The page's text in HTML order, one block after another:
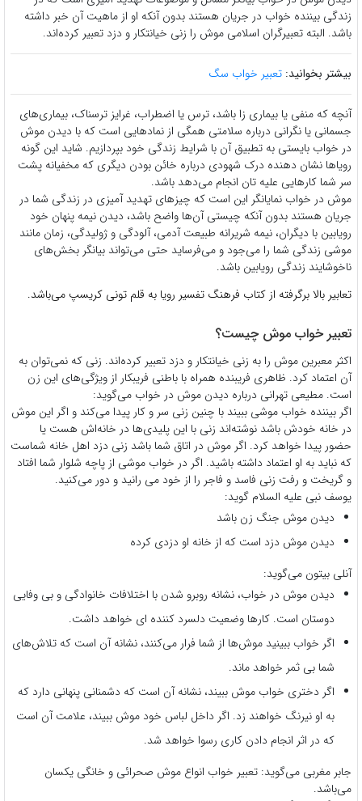
زندگی بیننده خواب در جریان هستند بدون آنکه او از ماهیت آن خبر داشته
باشد. البته تعبیرگران اسلامی موش را زنی خیانتکار و دزد تعبیر کرده‌اند.
بیشتر بخوانید: تعبیر خواب سگ
آنچه که منفی یا بیماری زا باشد، ترس یا اضطراب، غرایز ترسناک، بیماری‌های
جسمانی یا نگرانی‌ درباره سلامتی همگی از نمادهایی است که با دیدن موش
در خواب بایستی به تطبیق آن با شرایط زندگی خود بپردازیم. شاید این گونه
رویاها نشان دهنده درک شهودی درباره خائن بودن دیگری که مخفیانه پشت
سر شما کارهایی علیه تان انجام می‌دهد باشد.
موش در خواب نمایانگر این است که چیزهای تهدید آمیزی در زندگی شما در
جریان هستند بدون آنکه چیستی آن‌ها واضح باشد، دیدن نیمه پنهان خود
رویابین با دیگران، نیمه شریرانه طبیعت آدمی، آلودگی و ژولیدگی، زمان مانند
موشی زندگی شما را می‌جود و می‌فرساید حتی می‌تواند بیانگر بخش‌های
ناخوشایند زندگی رویابین باشد.
تعابیر بالا برگرفته از کتاب فرهنگ تفسیر رویا به قلم تونی کریسپ می‌باشد.
تعبیر خواب موش چیست؟
اکثر معبرین موش را به زنی خیانتکار و دزد تعبیر کرده‌اند. زنی که نمی‌توان به
آن اعتماد کرد. ظاهری فریبنده همراه با باطنی فریبکار از ویژگی‌های این زن
است. مطیعی تهرانی درباره دیدن موش در خواب می‌گوید:
اگر بیننده خواب موشی ببیند با چنین زنی سر و کار پیدا می‌کند و اگر این موش
در خانه خودش باشد نوشته‌اند زنی با این پلیدی‌ها در خانه‌اش هست یا
حضور پیدا خواهد کرد. اگر موش در اتاق شما باشد زنی دزد اهل خانه شماست
که نباید به او اعتماد داشته باشید. اگر در خواب موشی از پاچه شلوار شما افتاد
و گریخت و رفت زنی فاسد و فاجر را از خود می رانید و دور می‌کنید.
یوسف نبی علیه السلام گوید:
دیدن موش جنگ زن باشد
دیدن موش دزد است که از خانه او دزدی کرده
آنلی بیتون می‌گوید:
دیدن موش در خواب، نشانه روبرو شدن با اختلافات خانوادگی و بی وفایی
دوستان است. کارها وضعیت دلسرد کننده ای خواهد داشت.
اگر خواب ببینید موش‌ها از شما فرار می‌کنند، نشانه آن است که تلاش‌های
شما بی ثمر خواهد ماند.
اگر دختری خواب موش ببیند، نشانه آن است که دشمنانی پنهانی دارد که
به او نیرنگ خواهند زد. اگر داخل لباس خود موش ببیند، علامت آن است
که در اثر انجام دادن کاری رسوا خواهد شد.
جابر مغربی می‌گوید: تعبیر خواب انواع موش صحرائی و خانگی یکسان
می‌باشد.